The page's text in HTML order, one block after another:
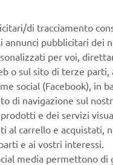
2016
di tracciamento
annunci pubblicitari dei
per voi,
o sul sito di terze parti,
social (Facebook), in
di navigazione sul
e dei servizi
al carrello e acquistati,
e ai vostri interessi.
media permettono di